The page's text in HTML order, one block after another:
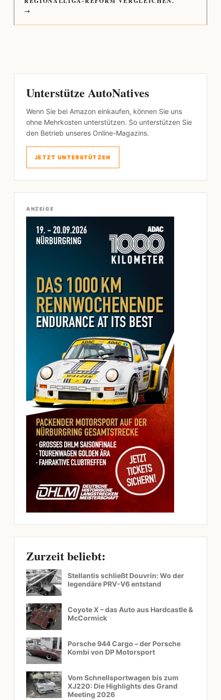
→
Unterstütze AutoNatives
Wenn Sie bei Amazon einkaufen, können Sie uns
ohne Mehrkosten unterstützen. So unterstützen Sie
den Betrieb unseres Online-Magazins.
JETZT UNTERSTÜTZEN
ANZEIGE
Zurzeit beliebt:
Stellantis schließt Douvrin: Wo der
legendäre PRV-V6 entstand
Coyote X – das Auto aus Hardcastle &
McCormick
Porsche 944 Cargo – der Porsche
Kombi von DP Motorsport
Vom Schnellsportwagen bis zum
XJ220: Die Highlights des Grand
Meeting 2026